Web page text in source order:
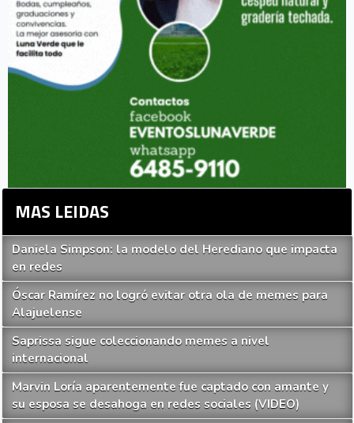
MAS LEIDAS
Daniela Simpson: la modelo del Herediano que impacta
en redes
Óscar Ramírez no logró evitar otra ola de memes para
Alajuelense
Saprissa sigue coleccionando memes a nivel
internacional
Marvin Loría aparentemente fue captado con amante y
su esposa se desahoga en redes sociales (VIDEO)